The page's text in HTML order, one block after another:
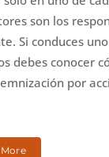
son los
Si conduces
debes conocer
por